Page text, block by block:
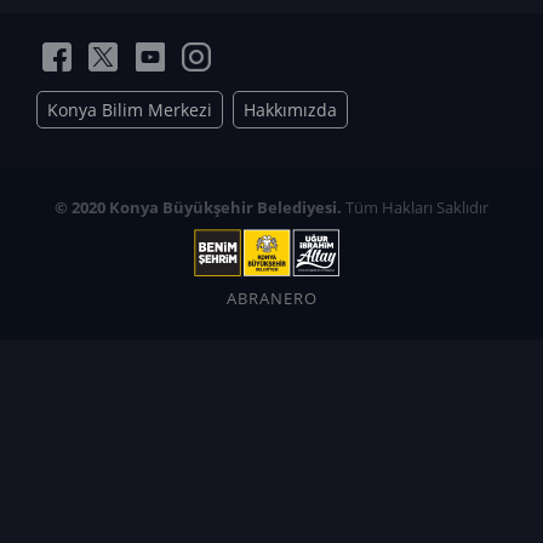
Konya Bilim Merkezi Hakkımızda
© 2020 Konya Büyükşehir Belediyesi. Tüm Hakları Saklıdır
ABRANERO